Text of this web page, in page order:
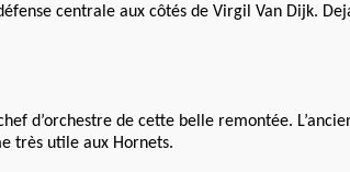
centrale aux côtés de Virgil Van Dijk.
d’orchestre de cette belle remontée.
très utile aux Hornets.